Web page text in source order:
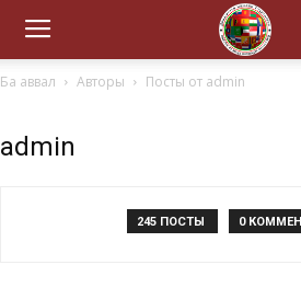
Ба аввал Авторы Посты от admin
admin
245 ПОСТЫ 0